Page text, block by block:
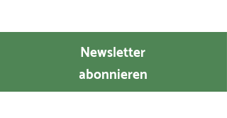
Newsletter
abonnieren